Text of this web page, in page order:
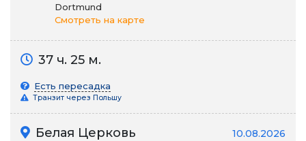
Dortmund
Смотреть на карте
37 ч. 25 м.
Есть пересадка
Транзит через Польшу
Белая Церковь 10.08.2026